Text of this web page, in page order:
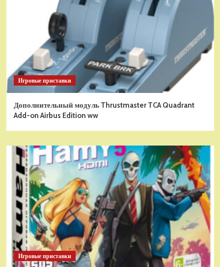
Игровые приставки
Дополнительный модуль Thrustmaster TCA Quadrant
Add-on Airbus Edition ww
Игровые приставки